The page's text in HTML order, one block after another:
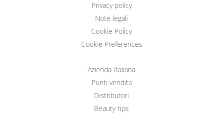
Privacy policy
Note legali
Cookie Policy
Cookie Preferences
Azienda Italiana
Punti vendita
Distributori
Beauty tips